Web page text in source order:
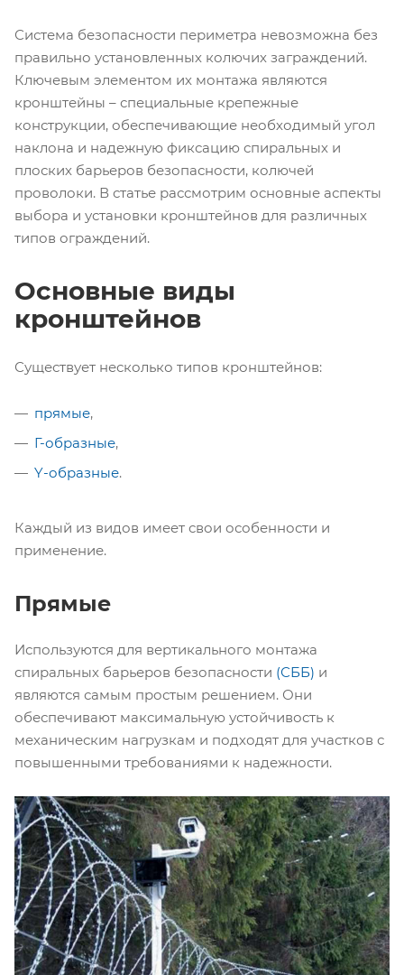
Система безопасности периметра невозможна без
правильно установленных колючих заграждений.
Ключевым элементом их монтажа являются
кронштейны – специальные крепежные
конструкции, обеспечивающие необходимый угол
наклона и надежную фиксацию спиральных и
плоских барьеров безопасности, колючей
проволоки. В статье рассмотрим основные аспекты
выбора и установки кронштейнов для различных
типов ограждений.
Основные виды
кронштейнов
Существует несколько типов кронштейнов:
прямые,
Г-образные,
Y-образные.
Каждый из видов имеет свои особенности и
применение.
Прямые
Используются для вертикального монтажа
спиральных барьеров безопасности (СББ) и
являются самым простым решением. Они
обеспечивают максимальную устойчивость к
механическим нагрузкам и подходят для участков с
повышенными требованиями к надежности.